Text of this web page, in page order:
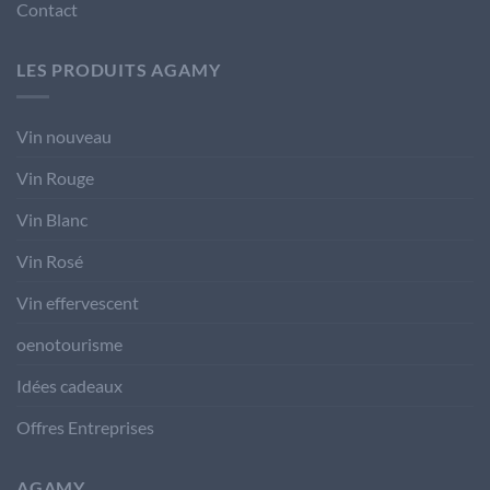
Contact
LES PRODUITS AGAMY
Vin nouveau
Vin Rouge
Vin Blanc
Vin Rosé
Vin effervescent
oenotourisme
Idées cadeaux
Offres Entreprises